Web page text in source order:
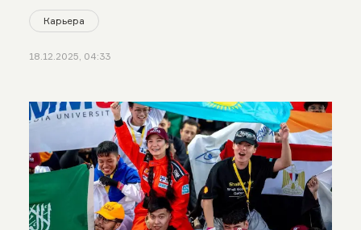
Карьера
18.12.2025, 04:33